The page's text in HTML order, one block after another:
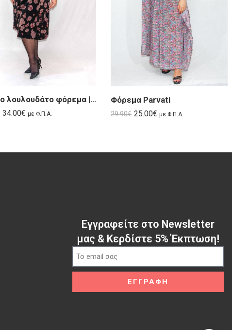
Μαύρο λουλουδάτο φόρεμα | Rosa
34.00€ με Φ.Π.Α.
Φόρεμα Parvati
29.90€ 25.00€ με Φ.Π.Α.
Εγγραφείτε στο Newsletter
μας & Κερδίστε 5% Έκπτωση!
ΕΓΓΡΑΦΗ